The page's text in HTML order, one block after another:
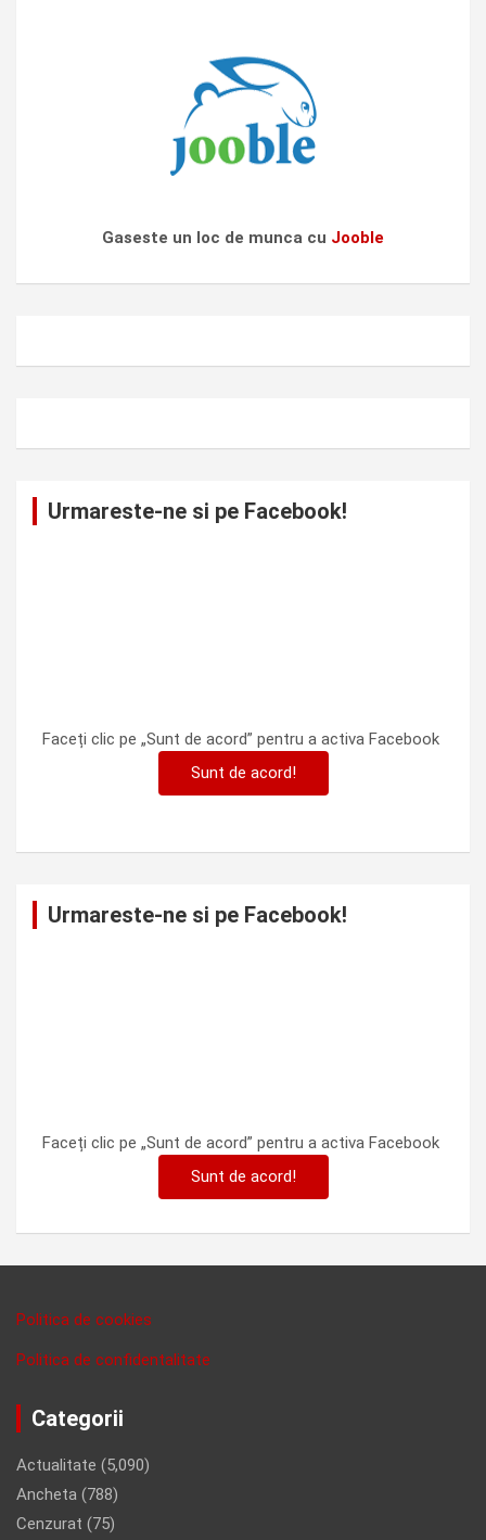
Gaseste un loc de munca cu Jooble
Urmareste-ne si pe Facebook!
Faceți clic pe „Sunt de acord” pentru a activa Facebook
Sunt de acord!
Urmareste-ne si pe Facebook!
Faceți clic pe „Sunt de acord” pentru a activa Facebook
Sunt de acord!
Politica de cookies
Politica de confidentalitate
Categorii
Actualitate (5,090)
Ancheta (788)
Cenzurat (75)